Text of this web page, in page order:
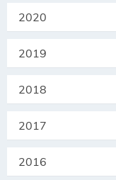
2020
2019
2018
2017
2016